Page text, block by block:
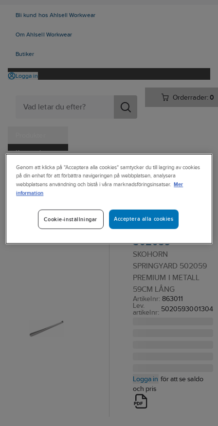
Bli kund hos Ahlsell Workwear
Om Ahlsell Workwear
Butiker
Logga in
Orderrader:0
Kampanjer
Tjänster
Kataloger
Ahlsell Produkter Personligt skydd Skor
Sulor och tillbehör
Tillbehör till skor
Skohorn
Springyard
502059
SKOHORN
SPRINGYARD 502059
PREMIUM I METALL
59CM LÅNG
Artikelnr: 863011
Lev.
artikelnr: 5020593001304
Logga in för att se saldo
och pris
Genom att klicka på "Acceptera alla cookies" samtycker du till lagring av cookies
på din enhet för att förbättra navigeringen på webbplatsen, analysera
webbplatsens användning och bistå i våra marknadsföringsinsatser. Mer
information
Acceptera alla cookies
Cookie-inställningar